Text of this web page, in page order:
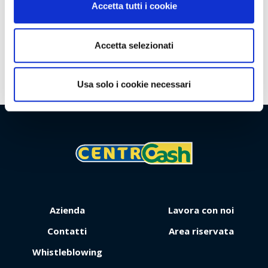
Accetta tutti i cookie
Accetta selezionati
Usa solo i cookie necessari
Iniziative commerciali
Territorio
Azienda
Lavora con noi
Contatti
Area riservata
Whistleblowing